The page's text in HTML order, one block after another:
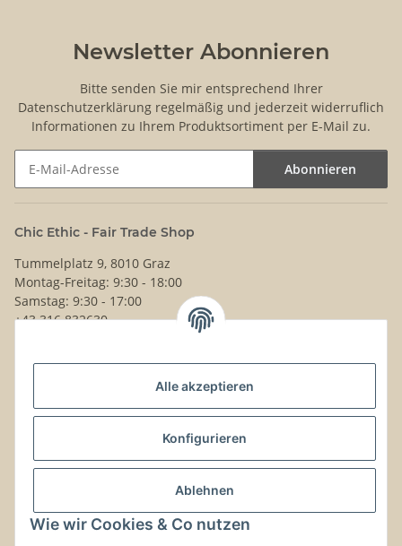
Alle akzeptieren
Konfigurieren
Ablehnen
Wie wir Cookies & Co nutzen
Newsletter Abonnieren
Bitte senden Sie mir entsprechend Ihrer
Datenschutzerklärung regelmäßig und jederzeit widerruflich
Informationen zu Ihrem Produktsortiment per E-Mail zu.
Abonnieren
Chic Ethic - Fair Trade Shop
Tummelplatz 9, 8010 Graz
Montag-Freitag: 9:30 - 18:00
Samstag: 9:30 - 17:00
+43 316 832630
Kontaktinformationen